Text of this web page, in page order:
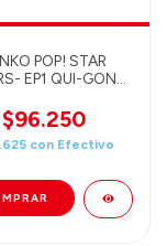
POP! STAR
EP1 QUI-GON
2PACK 77601
$96.250
con Efectivo